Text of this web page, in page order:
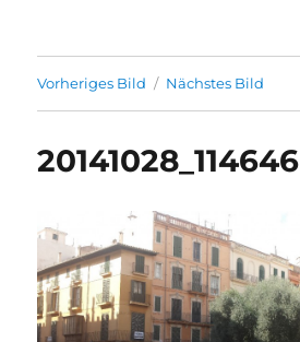
Vorheriges Bild Nächstes Bild
20141028_114646